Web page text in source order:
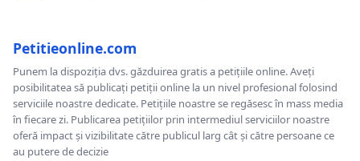
Petitieonline.com
Punem la dispoziția dvs. găzduirea gratis a petițiile online. Aveți
posibilitatea să publicați petiții online la un nivel profesional folosind
serviciile noastre dedicate. Petițiile noastre se regăsesc în mass media
în fiecare zi. Publicarea petițiilor prin intermediul serviciilor noastre
oferă impact și vizibilitate către publicul larg cât și către persoane ce
au putere de decizie